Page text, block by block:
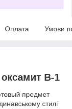
Оплата Умови
В-1
предмет
стилі